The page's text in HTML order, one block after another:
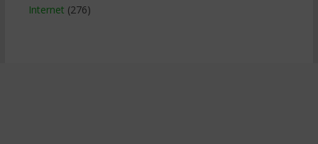
Internet (276)